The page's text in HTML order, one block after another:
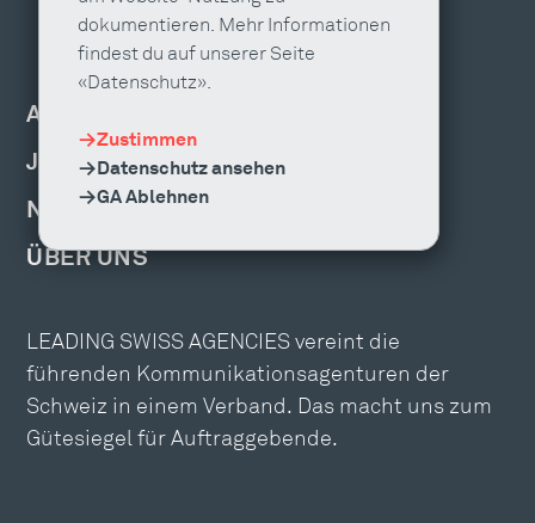
dokumentieren. Mehr Informationen
findest du auf unserer Seite
«Datenschutz».
Zustimmen
Datenschutz ansehen
GA Ablehnen
AGENTUR FINDEN
JOBS & WEITERBILDUNG
NEWS, EVENTS & PUBLIKATIONEN
ÜBER UNS
LEADING SWISS AGENCIES vereint die
führenden Kommunikationsagenturen der
Schweiz in einem Verband. Das macht uns zum
Gütesiegel für Auftraggebende.